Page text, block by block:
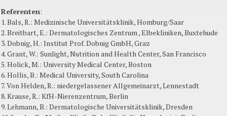
Referenten:
1. Bals, R.: Medizinische Universitätsklinik, Homburg/Saar
2. Breitbart, E.: Dermatologisches Zentrum , Elbekliniken, Buxtehude
3. Dobnig, H.: Institut Prof. Dobnig GmbH, Graz
4. Grant, W.: Sunlight, Nutrition and Health Center, San Francisco
5. Holick, M.: University Medical Center, Boston
6. Hollis, B.: Medical University, South Carolina
7. Von Helden, R.: niedergelassener Allgemeinarzt, Lennestadt
8. Krause, R.: KfH-Nierenzentrum, Berlin
9. Lehmann, B.: Dermatologische Universitätsklinik, Dresden